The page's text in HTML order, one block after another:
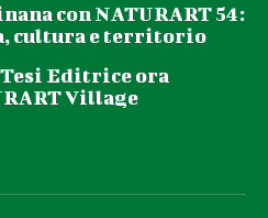
con NATURART 54:
cultura e territorio
Editrice ora
Village